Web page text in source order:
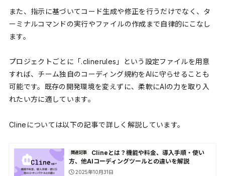
また、指示に基づいてコード生成や修正を行うだけでなく、タ
ーミナルコマンドの実行やファイルの作成まで自律的にこなし
ます。
プロジェクトごとに「.clinerules」という設定ファイルを用意
すれば、チーム独自のコーディング規約をAIに守らせることも
可能です。既存の開発環境を変えずに、柔軟にAIの力を取り入
れたい方に適しています。
Clineについては以下の記事で詳しく解説しています。
関連記事
Clineとは？機能や料金、導入手順・使い
方、他AIコーディングツールとの違いを解説
2025年10月31日